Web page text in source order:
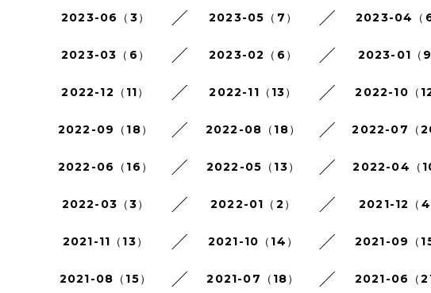
2023-06（3） 2023-05（7） 2023-04（6
2023-03（6） 2023-02（6） 2023-01（9
2022-12（11） 2022-11（13） 2022-10（12
2022-09（18） 2022-08（18） 2022-07（
2022-06（16） 2022-05（13） 2022-04（
2022-03（3） 2022-01（2） 2021-12（4
2021-11（13） 2021-10（14） 2021-09（15
2021-08（15） 2021-07（18） 2021-06（21